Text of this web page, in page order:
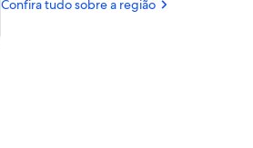
Aeroporto
Confira tudo sobre a região